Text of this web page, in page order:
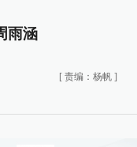
雨涵
[ 责编：杨帆 ]